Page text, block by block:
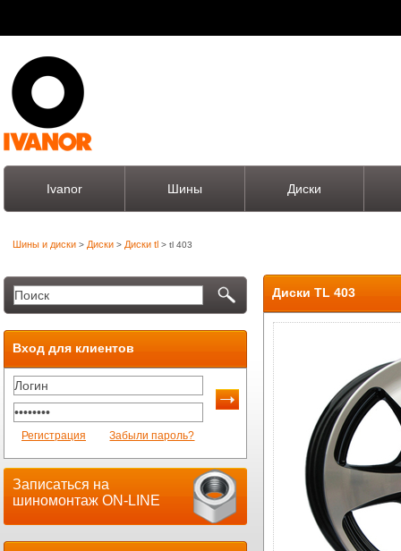
Ivanor Шины Диски
Шины и диски > Диски > Диски tl > tl 403
Вход для клиентов
Регистрация Забыли пароль?
Записаться на
шиномонтаж ON-LINE
Диски TL 403